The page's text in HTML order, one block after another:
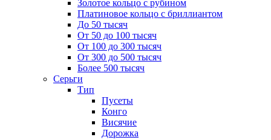
Золотое кольцо с рубином
Платиновое кольцо с бриллиантом
До 50 тысяч
От 50 до 100 тысяч
От 100 до 300 тысяч
От 300 до 500 тысяч
Более 500 тысяч
Серьги
Тип
Пусеты
Конго
Висячие
Дорожка